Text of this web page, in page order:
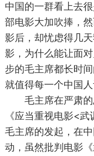
中国的一群看上去
部电影大加吹捧，
影后，却忧虑得几
影，为什么能让面
步的毛主席都长时
就值得每一个中国人
毛主席在严肃的
《应当重视电影<
毛主席的发起，在
动，虽然批判电影